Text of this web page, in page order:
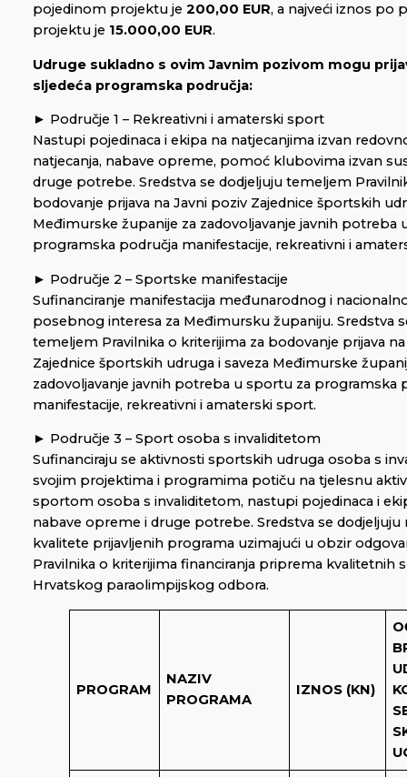
pojedinom projektu je 200,00 EUR, a najveći iznos po
projektu je 15.000,00 EUR.
Udruge sukladno s ovim Javnim pozivom mogu
sljedeća programska područja:
► Područje 1 – Rekreativni i amaterski sport
Nastupi pojedinaca i ekipa na natjecanjima izvan
natjecanja, nabave opreme, pomoć klubovima izvan
druge potrebe. Sredstva se dodjeljuju temeljem
bodovanje prijava na Javni poziv Zajednice športskih
Međimurske županije za zadovoljavanje javnih potreba
programska područja manifestacije, rekreativni i
► Područje 2 – Sportske manifestacije
Sufinanciranje manifestacija međunarodnog i
posebnog interesa za Međimursku županiju. Sredstva
temeljem Pravilnika o kriterijima za bodovanje prijava
Zajednice športskih udruga i saveza Međimurske
zadovoljavanje javnih potreba u sportu za programska
manifestacije, rekreativni i amaterski sport.
► Područje 3 – Sport osoba s invaliditetom
Sufinanciraju se aktivnosti sportskih udruga osoba s
svojim projektima i programima potiču na tjelesnu
sportom osoba s invaliditetom, nastupi pojedinaca i
nabave opreme i druge potrebe. Sredstva se dodjeljuju
kvalitete prijavljenih programa uzimajući u obzir
Pravilnika o kriterijima financiranja priprema kvalitetnih
Hrvatskog paraolimpijskog odbora.
PROGRAM
NAZIV
PROGRAMA
IZNOS (KN)